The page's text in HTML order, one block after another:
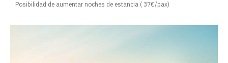
Posibilidad de aumentar noches de estancia ( 37€/pax)